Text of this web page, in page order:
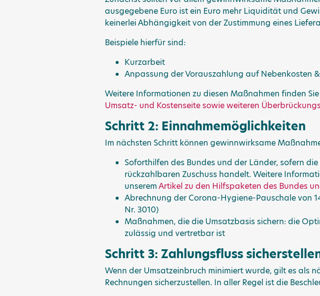
ausgegebene Euro ist ein Euro mehr Liquidität und
keinerlei Abhängigkeit von der Zustimmung eines
Beispiele hierfür sind:
Kurzarbeit
Anpassung der Vorauszahlung auf Nebenkosten
Weitere Informationen zu diesen Maßnahmen finden
Umsatz- und Kostenseite sowie weiteren
Schritt 2: Einnahmemöglichkeiten
Im nächsten Schritt können gewinnwirksame
Soforthilfen des Bundes und der Länder, sofern
rückzahlbaren Zuschuss handelt. Weitere
unseremArtikel zu den Hilfspaketen des Bundes
Abrechnung der Corona-Hygiene-Pauschale von
Nr. 3010)
Maßnahmen, die die Umsatzbasis sichern: die
zulässig und vertretbar ist
Schritt 3: Zahlungsfluss
Wenn der Umsatzeinbruch minimiert wurde, gilt es als
Rechnungen sicherzustellen. In aller Regel ist die